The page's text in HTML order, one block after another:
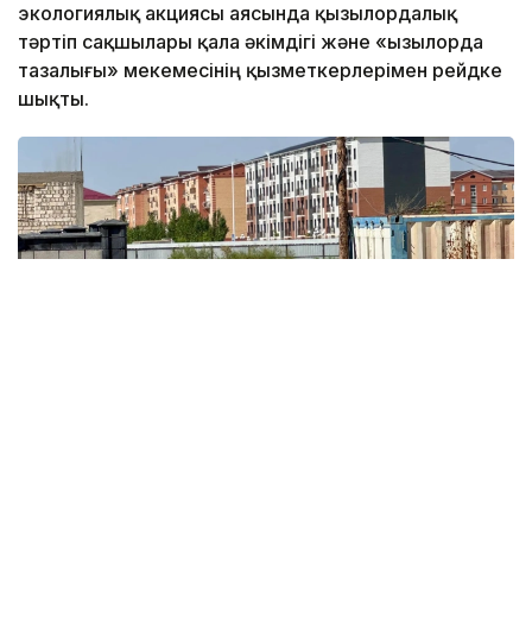
экологиялық акциясы аясында қызылордалық
тәртіп сақшылары қала әкімдігі және «Қызылорда
тазалығы» мекемесінің қызметкерлерімен рейдке
шықты.